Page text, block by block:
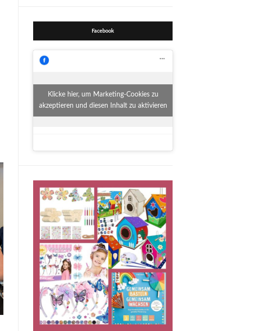
Facebook
Klicke hier, um Marketing-Cookies zu
akzeptieren und diesen Inhalt zu aktivieren